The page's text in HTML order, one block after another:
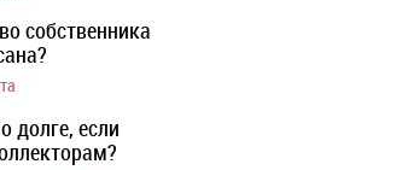
собственника
долге, если